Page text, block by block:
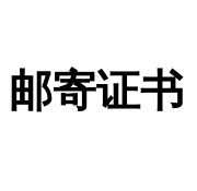
邮寄证书